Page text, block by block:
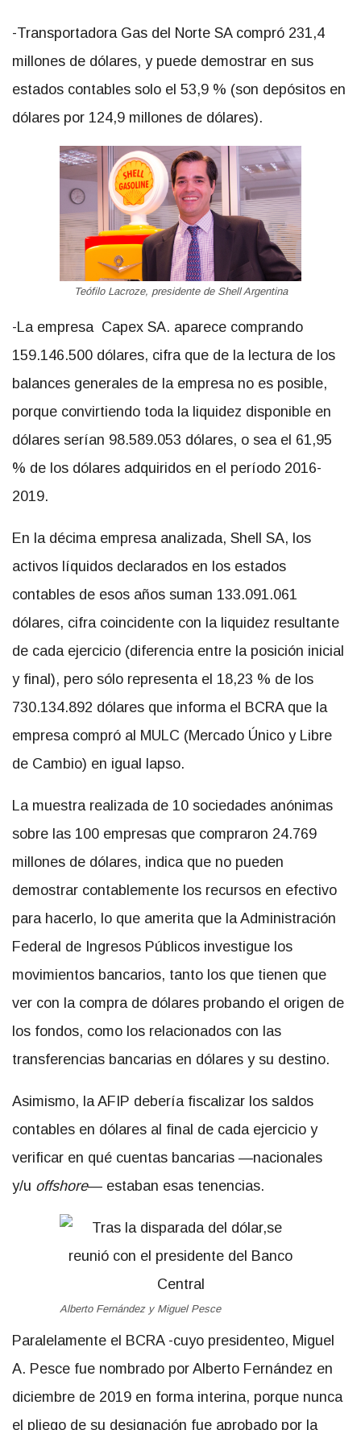
-Transportadora Gas del Norte SA compró 231,4
millones de dólares, y puede demostrar en sus
estados contables solo el 53,9 % (son depósitos en
dólares por 124,9 millones de dólares).
Teófilo Lacroze, presidente de Shell Argentina
-La empresa Capex SA. aparece comprando
159.146.500 dólares, cifra que de la lectura de los
balances generales de la empresa no es posible,
porque convirtiendo toda la liquidez disponible en
dólares serían 98.589.053 dólares, o sea el 61,95
% de los dólares adquiridos en el período 2016-
2019.
En la décima empresa analizada, Shell SA, los
activos líquidos declarados en los estados
contables de esos años suman 133.091.061
dólares, cifra coincidente con la liquidez resultante
de cada ejercicio (diferencia entre la posición inicial
y final), pero sólo representa el 18,23 % de los
730.134.892 dólares que informa el BCRA que la
empresa compró al MULC (Mercado Único y Libre
de Cambio) en igual lapso.
La muestra realizada de 10 sociedades anónimas
sobre las 100 empresas que compraron 24.769
millones de dólares, indica que no pueden
demostrar contablemente los recursos en efectivo
para hacerlo, lo que amerita que la Administración
Federal de Ingresos Públicos investigue los
movimientos bancarios, tanto los que tienen que
ver con la compra de dólares probando el origen de
los fondos, como los relacionados con las
transferencias bancarias en dólares y su destino.
Asimismo, la AFIP debería fiscalizar los saldos
contables en dólares al final de cada ejercicio y
verificar en qué cuentas bancarias —nacionales
y/u offshore— estaban esas tenencias.
Alberto Fernández y Miguel Pesce
Paralelamente el BCRA -cuyo presidenteo, Miguel
A. Pesce fue nombrado por Alberto Fernández en
diciembre de 2019 en forma interina, porque nunca
el pliego de su designación fue aprobado por la